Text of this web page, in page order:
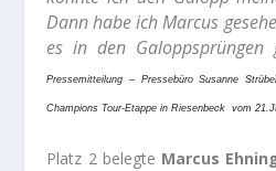
Dann habe ich Marcus
es in den Galoppsprüngen
Pressemitteilung – Pressebüro Susanne
Champions Tour-Etappe in Riesenbeck vom
Platz 2 belegte Marcus